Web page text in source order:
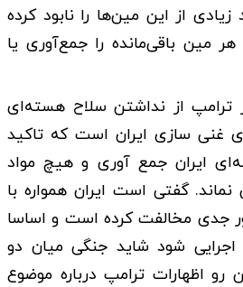
از این مین‌ها را نابود کرده‌
مین باقی‌مانده را جمع‌آوری یا
ترامپ از نداشتن سلاح هسته‌ای
غنی سازی ایران است که تاکید
ایران جمع آوری و هیچ مواد
گفتی است ایران همواره با
جدی مخالفت کرده است و اساسا
اجرایی شود شاید جنگی میان دو
رو اظهارات ترامپ درباره موضوع